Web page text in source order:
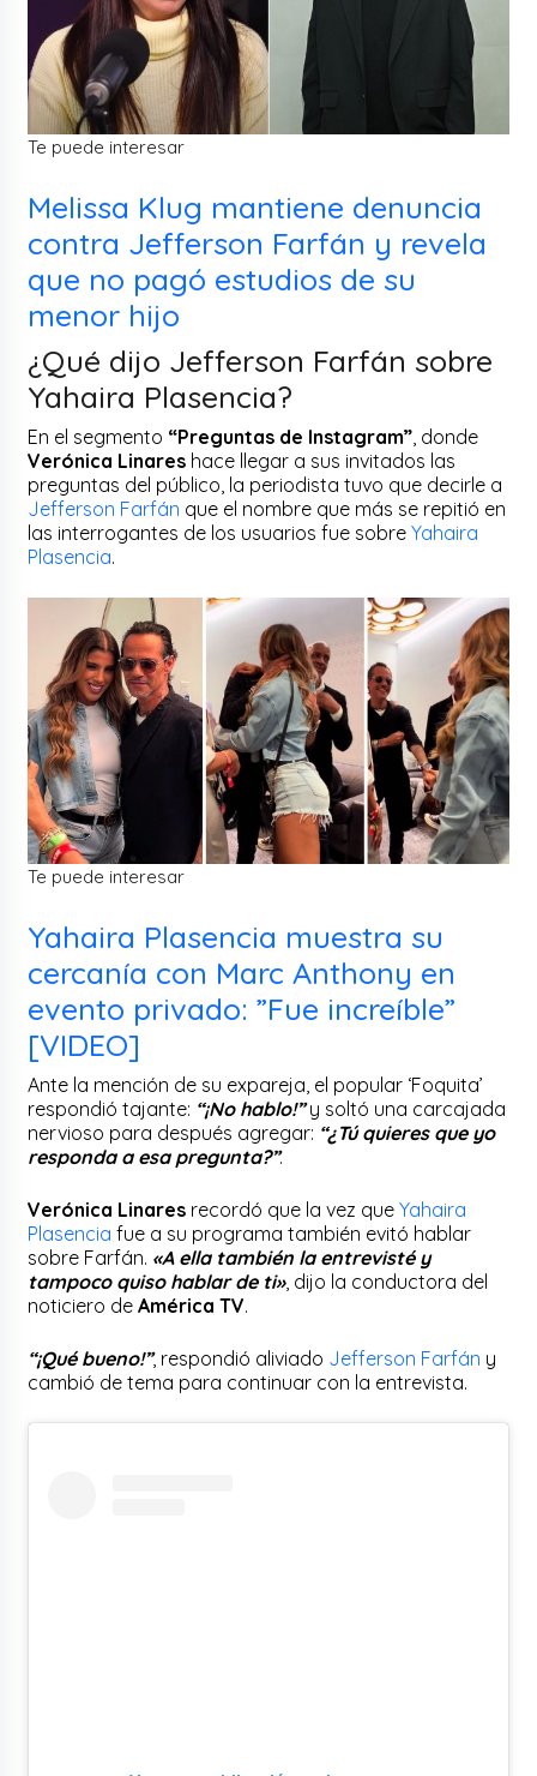
Te puede interesar
Melissa Klug mantiene denuncia
contra Jefferson Farfán y revela
que no pagó estudios de su
menor hijo
¿Qué dijo Jefferson Farfán sobre
Yahaira Plasencia?
En el segmento “Preguntas de Instagram” , donde
Verónica Linares hace llegar a sus invitados las
preguntas del público, la periodista tuvo que decirle a
Jefferson Farfán que el nombre que más se repitió en
las interrogantes de los usuarios fue sobreYahaira
Plasencia.
Te puede interesar
Yahaira Plasencia muestra su
cercanía con Marc Anthony en
evento privado: ”Fue increíble”
[VIDEO]
Ante la mención de su expareja, el popular ‘Foquita’
respondió tajante: “¡No hablo!”y soltó una carcajada
nervioso para después agregar: “¿Tú quieres que yo
responda a esa pregunta?”.
Verónica Linares recordó que la vez que Yahaira
Plasencia fue a su programa también evitó hablar
sobre Farfán. «A ella también la entrevisté y
tampoco quiso hablar de ti», dijo la conductora del
noticiero deAmérica TV.
“¡Qué bueno!”, respondió aliviado Jefferson Farfán y
cambió de tema para continuar con la entrevista.